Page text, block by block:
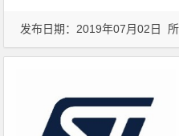
发布日期：2019年07月02日